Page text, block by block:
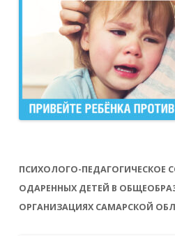
ПСИХОЛОГО-ПЕДАГОГИЧЕСКОЕ
ОДАРЕННЫХ ДЕТЕЙ В
ОРГАНИЗАЦИЯХ САМАРСКОЙ